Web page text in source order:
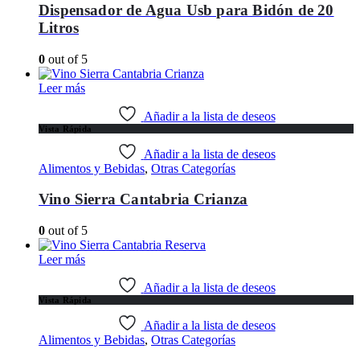
Dispensador de Agua Usb para Bidón de 20
Litros
0 out of 5
Leer más
Añadir a la lista de deseos
Vista Rápida
Añadir a la lista de deseos
Alimentos y Bebidas, Otras Categorías
Vino Sierra Cantabria Crianza
0 out of 5
Leer más
Añadir a la lista de deseos
Vista Rápida
Añadir a la lista de deseos
Alimentos y Bebidas, Otras Categorías